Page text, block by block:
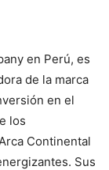
en Perú, es
de la marca
en el
los
Continental
Sus